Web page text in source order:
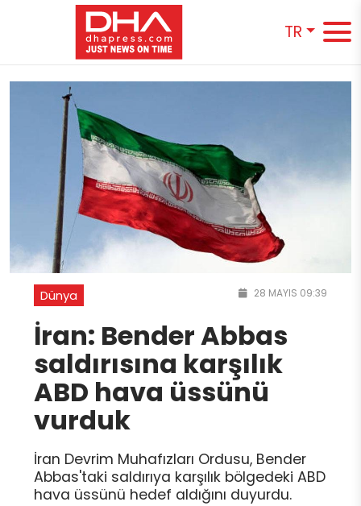
TR
Dünya 28 MAYIS 09:39
İran: Bender Abbas
saldırısına karşılık
ABD hava üssünü
vurduk
İran Devrim Muhafızları Ordusu, Bender
Abbas'taki saldırıya karşılık bölgedeki ABD
hava üssünü hedef aldığını duyurdu.